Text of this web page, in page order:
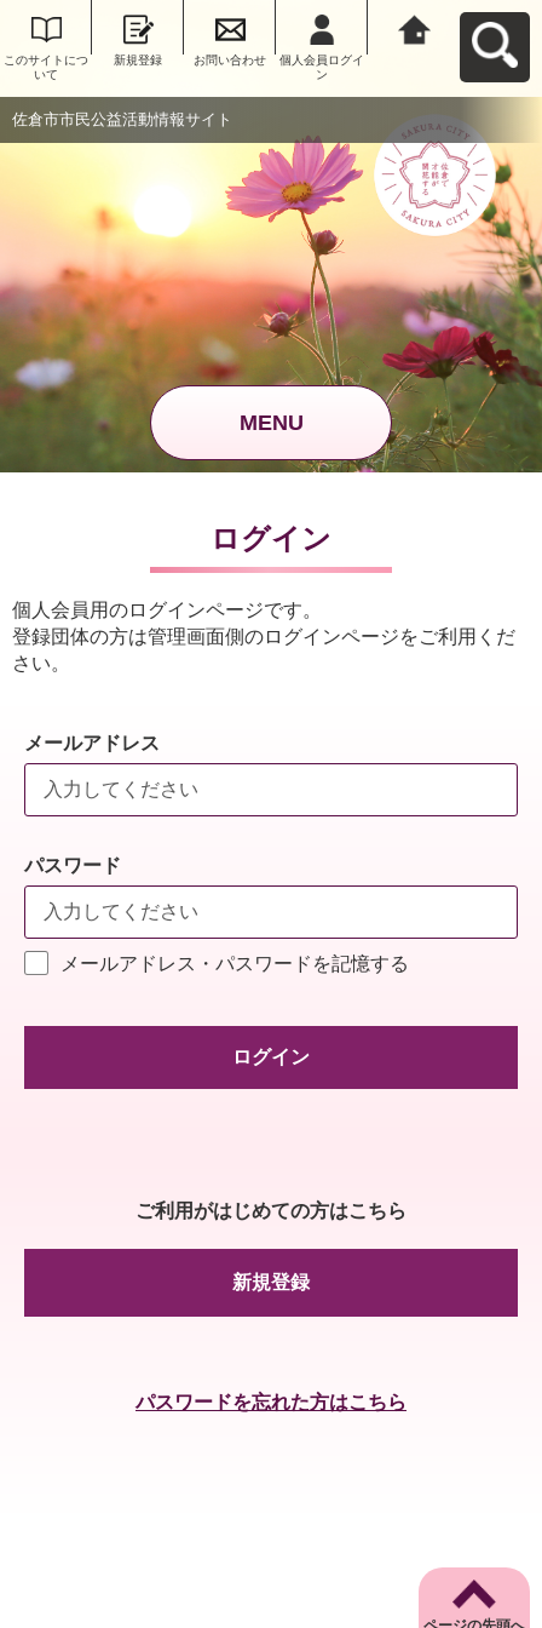
このサイトにつ
いて
新規登録 お問い合わせ
個人会員ログイ
ン
佐倉市市民公益活動情報サイト
MENU
ログイン
個人会員用のログインページです。
登録団体の方は管理画面側のログインページをご利用くだ
さい。
メールアドレス
パスワード
メールアドレス・パスワードを記憶する
ログイン
ご利用がはじめての方はこちら
新規登録
パスワードを忘れた方はこちら